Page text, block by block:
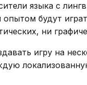
языка с
будут
ни
игру на